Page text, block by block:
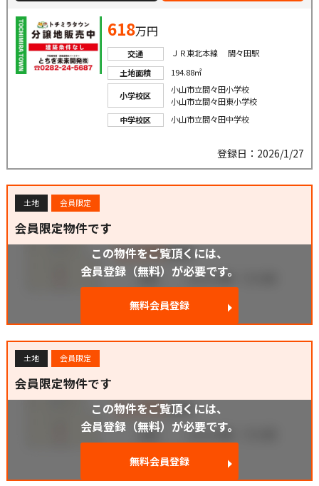
618万円
交通
ＪＲ東北本線 間々田駅
土地面積
194.88㎡
小学校区
小山市立間々田小学校
小山市立間々田東小学校
中学校区
小山市立間々田中学校
登録日：2026/1/27
土地 会員限定
会員限定物件です
この物件をご覧頂くには、
会員登録（無料）が必要です。
無料会員登録
土地 会員限定
会員限定物件です
この物件をご覧頂くには、
会員登録（無料）が必要です。
無料会員登録